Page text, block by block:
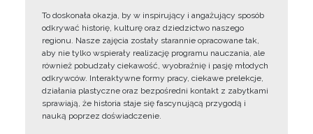
To doskonała okazja, by w inspirujący i angażujący sposób
odkrywać historię, kulturę oraz dziedzictwo naszego
regionu. Nasze zajęcia zostały starannie opracowane tak,
aby nie tylko wspierały realizację programu nauczania, ale
również pobudzały ciekawość, wyobraźnię i pasję młodych
odkrywców. Interaktywne formy pracy, ciekawe prelekcje,
działania plastyczne oraz bezpośredni kontakt z zabytkami
sprawiają, że historia staje się fascynującą przygodą i
nauką poprzez doświadczenie.